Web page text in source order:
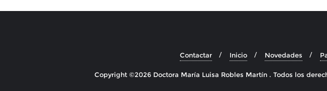
Contactar Inicio Novedades
Copyright ©2026 Doctora María Luisa Robles Martín . Todos los